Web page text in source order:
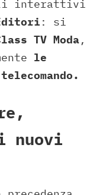
interattivi
: si
TV Moda,
le
nuovi